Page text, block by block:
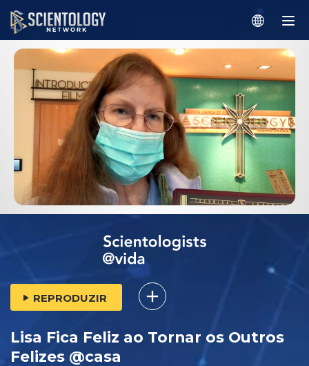
REPRODUZIR
Lisa Fica Feliz ao Tornar os Outros
Felizes @casa